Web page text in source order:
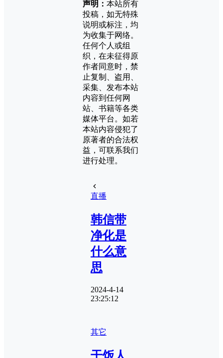
声明： 本站所有
投稿，如无特殊
说明或标注，均
为收集于网络。
任何个人或组
织，在未征得原
作者同意时，禁
止复制、盗用、
采集、发布本站
内容到任何网
站、书籍等各类
媒体平台。如若
本站内容侵犯了
原著者的合法权
益，可联系我们
进行处理。
直播
韩信带
净化是
什么意
思
2024-4-14
23:25:12
其它
干饭人